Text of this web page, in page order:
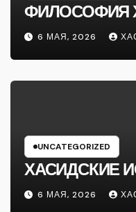
ФИЛОСОФИЯ
6 МАЯ, 2026
UNCATEGORIZED
ХАСИДСКИЕ
6 МАЯ, 2026